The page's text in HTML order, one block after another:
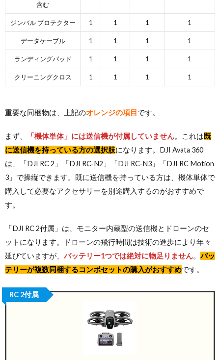
含む
ジンバル プロテクター 1 1 1 1
データケーブル 1 1 1 1
ランディングパッド 1 1 1 1
クリーニングクロス 1 1 1 1
重要な同梱物は、上記のオレンジの項目 です。
まず、 「機体単体」には送信機が付属していません。これは既
に送信機を持っている方の選択肢になります。DJI Avata 360
は、「DJI RC 2」「DJI RC-N2」「DJI RC-N3」「DJI RC Motion
3」で操縦できます。既に送信機を持っている方は、機体単体で
購入して必要なアクセサリーを別途購入するのがおすすめで
す。
「DJI RC 2付属」は、モニター内蔵型の送信機とドローンのセ
ットになります。ドローンの飛行時間は技術の進歩により年々
延びていますが、 バッテリー1つでは絶対に物足りません。 バッ
テリーが複数同梱するコンボセットの購入がおすすめです。
RC 2付属